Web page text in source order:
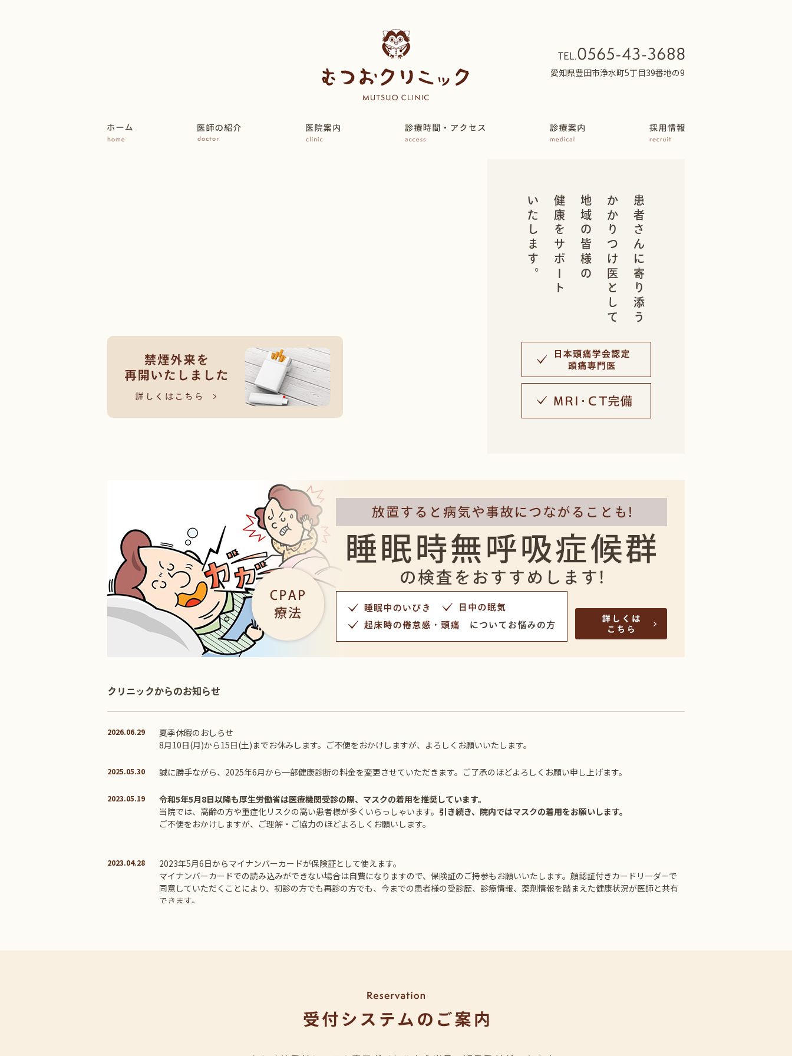
愛知県豊田市浄水町5丁目39番地の9
患者さんに寄り添う
かかりつけ医として
地域の皆様の
健康をサポート
いたします。
クリニックからのお知らせ
2026.06.29
夏季休暇のおしらせ
8月10日(月)から15日(土)までお休みします。ご不便をおかけしますが、よろしくお願いいたします。
2025.05.30 誠に勝手ながら、2025年6月から一部健康診断の料金を変更させていただきます。ご了承のほどよろしくお願い申し上げます。
2023.05.19
令和5年5月8日以降も厚生労働省は医療機関受診の際、マスクの着用を推奨しています。
当院では、高齢の方や重症化リスクの高い患者様が多くいらっしゃいます。 引き続き、院内ではマスクの着用をお願いします。
ご不便をおかけしますが、ご理解・ご協力のほどよろしくお願いします。
2023.04.28
2023年5月6日からマイナンバーカードが保険証として使えます。
マイナンバーカードでの読み込みができない場合は自費になりますので、保険証のご持参もお願いいたします。顔認証付きカードリーダーで
同意していただくことにより、初診の方でも再診の方でも、今までの患者様の受診歴、診療情報、薬剤情報を踏まえた健康状況が医師と共有
できます。